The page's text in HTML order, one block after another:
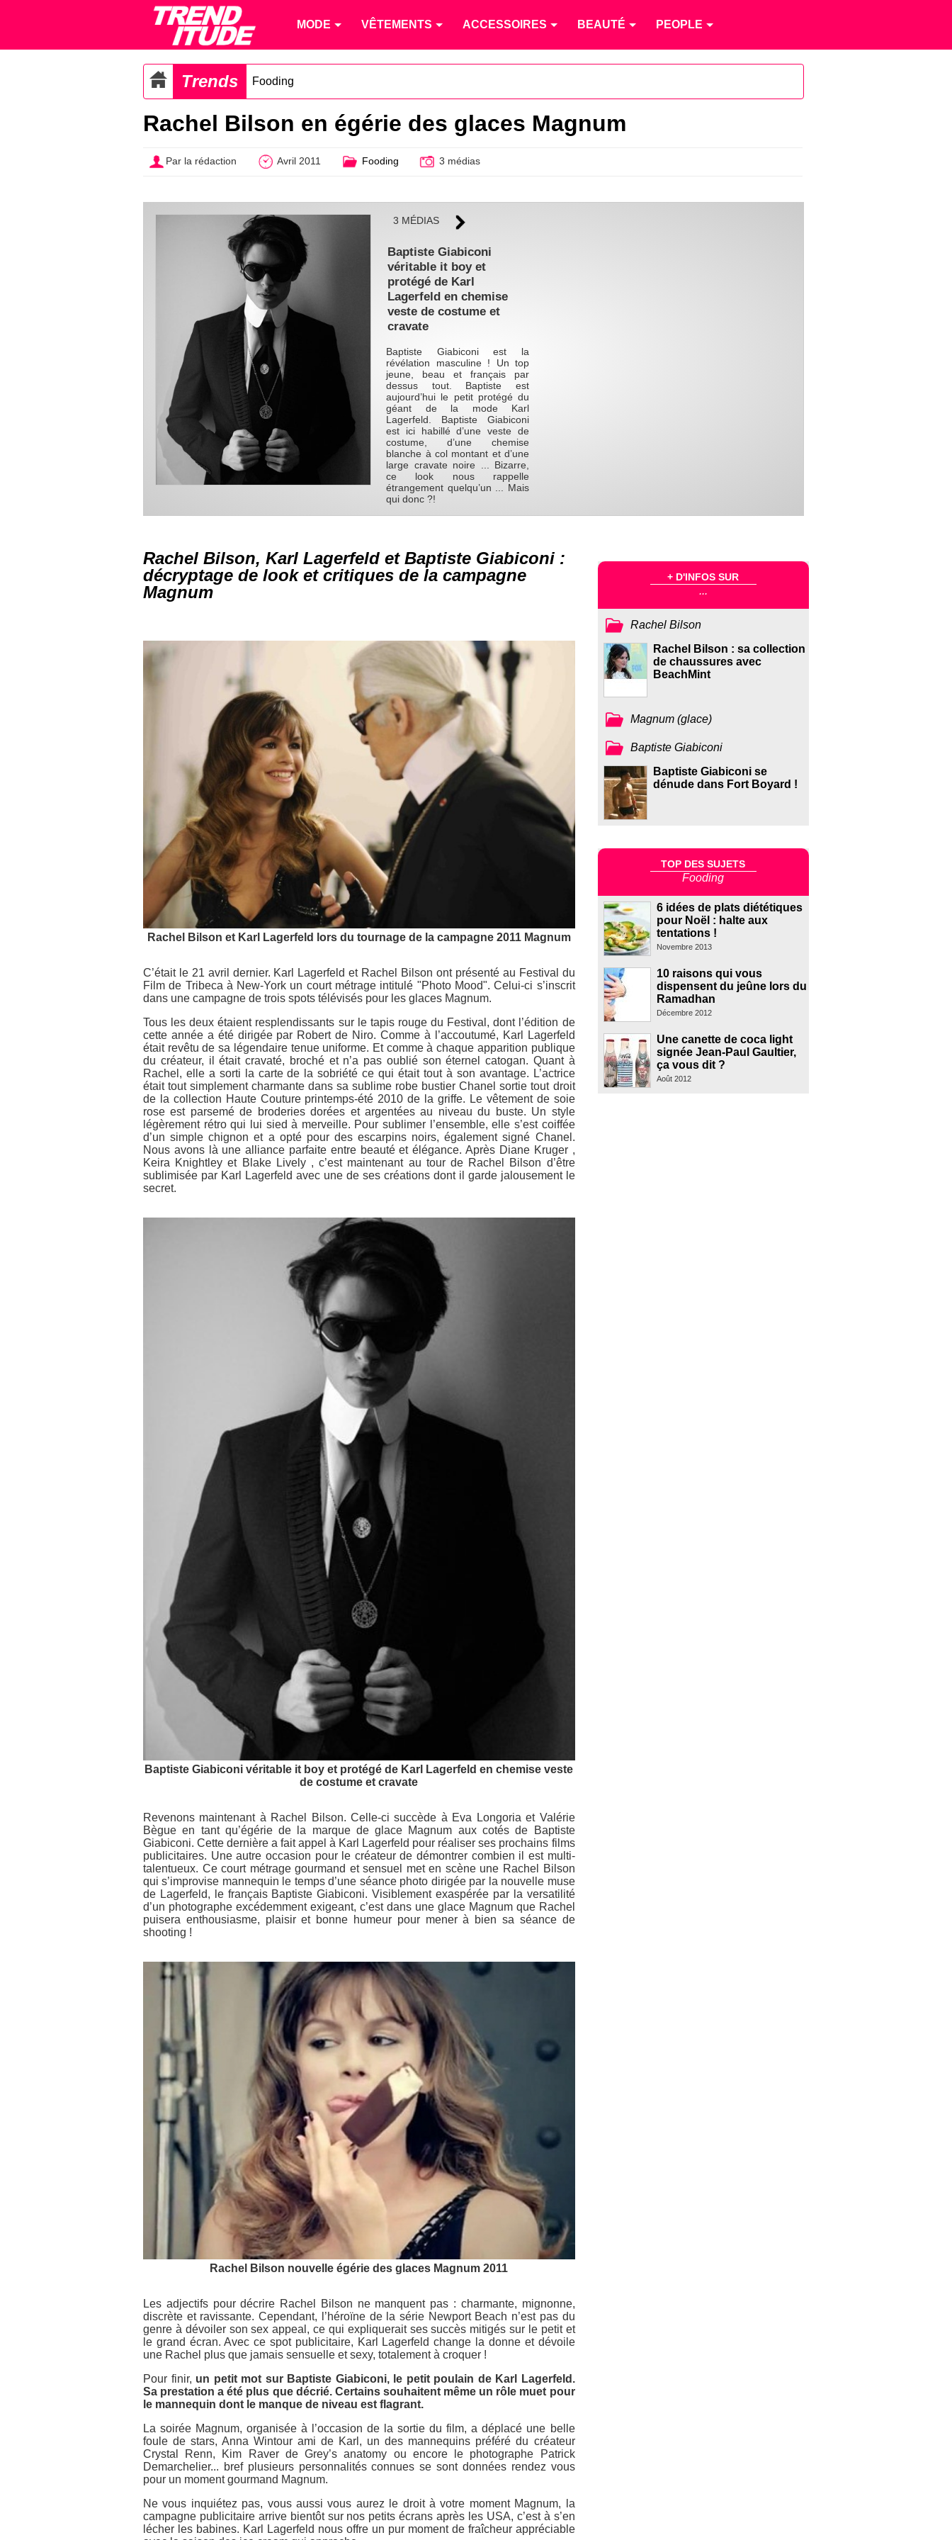
MODE VÊTEMENTS ACCESSOIRES BEAUTÉ PEOPLE
Trends Fooding
Rachel Bilson en égérie des glaces Magnum
Par la rédaction Avril 2011 Fooding 3 médias
3 MÉDIAS
Baptiste Giabiconi
véritable it boy et
protégé de Karl
Lagerfeld en chemise
veste de costume et
cravate
Baptiste Giabiconi est la
révélation masculine ! Un top
jeune, beau et français par
dessus tout. Baptiste est
aujourd’hui le petit protégé du
géant de la mode Karl
Lagerfeld. Baptiste Giabiconi
est ici habillé d’une veste de
costume, d’une chemise
blanche à col montant et d’une
large cravate noire ... Bizarre,
ce look nous rappelle
étrangement quelqu’un ... Mais
qui donc ?!
Rachel Bilson, Karl Lagerfeld et Baptiste Giabiconi :
décryptage de look et critiques de la campagne
Magnum
Rachel Bilson et Karl Lagerfeld lors du tournage de la campagne 2011 Magnum
C’était le 21 avril dernier. Karl Lagerfeld et Rachel Bilson ont présenté au Festival du
Film de Tribeca à New-York un court métrage intitulé "Photo Mood". Celui-ci s’inscrit
dans une campagne de trois spots télévisés pour les glaces Magnum.
Tous les deux étaient resplendissants sur le tapis rouge du Festival, dont l’édition de
cette année a été dirigée par Robert de Niro. Comme à l’accoutumé, Karl Lagerfeld
était revêtu de sa légendaire tenue uniforme. Et comme à chaque apparition publique
du créateur, il était cravaté, broché et n’a pas oublié son éternel catogan. Quant à
Rachel, elle a sorti la carte de la sobriété ce qui était tout à son avantage. L’actrice
était tout simplement charmante dans sa sublime robe bustier Chanel sortie tout droit
de la collection Haute Couture printemps-été 2010 de la griffe. Le vêtement de soie
rose est parsemé de broderies dorées et argentées au niveau du buste. Un style
légèrement rétro qui lui sied à merveille. Pour sublimer l’ensemble, elle s’est coiffée
d’un simple chignon et a opté pour des escarpins noirs, également signé Chanel.
Nous avons là une alliance parfaite entre beauté et élégance. Après Diane Kruger ,
Keira Knightley et Blake Lively , c’est maintenant au tour de Rachel Bilson d’être
sublimisée par Karl Lagerfeld avec une de ses créations dont il garde jalousement le
secret.
Baptiste Giabiconi véritable it boy et protégé de Karl Lagerfeld en chemise veste
de costume et cravate
Revenons maintenant à Rachel Bilson. Celle-ci succède à Eva Longoria et Valérie
Bègue en tant qu’égérie de la marque de glace Magnum aux cotés de Baptiste
Giabiconi. Cette dernière a fait appel à Karl Lagerfeld pour réaliser ses prochains films
publicitaires. Une autre occasion pour le créateur de démontrer combien il est multi-
talentueux. Ce court métrage gourmand et sensuel met en scène une Rachel Bilson
qui s’improvise mannequin le temps d’une séance photo dirigée par la nouvelle muse
de Lagerfeld, le français Baptiste Giabiconi. Visiblement exaspérée par la versatilité
d’un photographe excédemment exigeant, c’est dans une glace Magnum que Rachel
puisera enthousiasme, plaisir et bonne humeur pour mener à bien sa séance de
shooting !
Rachel Bilson nouvelle égérie des glaces Magnum 2011
Les adjectifs pour décrire Rachel Bilson ne manquent pas : charmante, mignonne,
discrète et ravissante. Cependant, l’héroïne de la série Newport Beach n’est pas du
genre à dévoiler son sex appeal, ce qui expliquerait ses succès mitigés sur le petit et
le grand écran. Avec ce spot publicitaire, Karl Lagerfeld change la donne et dévoile
une Rachel plus que jamais sensuelle et sexy, totalement à croquer !
Pour finir, un petit mot sur Baptiste Giabiconi, le petit poulain de Karl Lagerfeld.
Sa prestation a été plus que décrié. Certains souhaitent même un rôle muet pour
le mannequin dont le manque de niveau est flagrant.
La soirée Magnum, organisée à l’occasion de la sortie du film, a déplacé une belle
foule de stars, Anna Wintour ami de Karl, un des mannequins préféré du créateur
Crystal Renn, Kim Raver de Grey’s anatomy ou encore le photographe Patrick
Demarchelier... bref plusieurs personnalités connues se sont données rendez vous
pour un moment gourmand Magnum.
Ne vous inquiétez pas, vous aussi vous aurez le droit à votre moment Magnum, la
campagne publicitaire arrive bientôt sur nos petits écrans après les USA, c’est à s’en
lécher les babines. Karl Lagerfeld nous offre un pur moment de fraîcheur appréciable
+ D'INFOS SUR
...
Rachel Bilson
Rachel Bilson : sa collection
de chaussures avec
BeachMint
Magnum (glace)
Baptiste Giabiconi
Baptiste Giabiconi se
dénude dans Fort Boyard !
TOP DES SUJETS
Fooding
6 idées de plats diététiques
pour Noël : halte aux
tentations !
Novembre 2013
10 raisons qui vous
dispensent du jeûne lors du
Ramadhan
Décembre 2012
Une canette de coca light
signée Jean-Paul Gaultier,
ça vous dit ?
Août 2012